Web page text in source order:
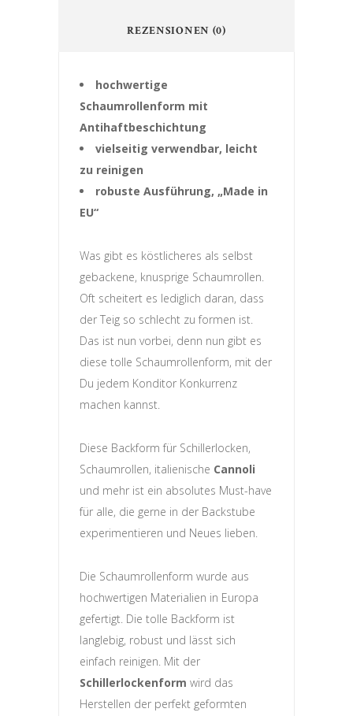
REZENSIONEN (0)
hochwertige
Schaumrollenform mit
Antihaftbeschichtung
vielseitig verwendbar, leicht
zu reinigen
robuste Ausführung, „Made in
EU“
Was gibt es köstlicheres als selbst
gebackene, knusprige Schaumrollen.
Oft scheitert es lediglich daran, dass
der Teig so schlecht zu formen ist.
Das ist nun vorbei, denn nun gibt es
diese tolle Schaumrollenform, mit der
Du jedem Konditor Konkurrenz
machen kannst.
Diese Backform für Schillerlocken,
Schaumrollen, italienische Cannoli
und mehr ist ein absolutes Must-have
für alle, die gerne in der Backstube
experimentieren und Neues lieben.
Die Schaumrollenform wurde aus
hochwertigen Materialien in Europa
gefertigt. Die tolle Backform ist
langlebig, robust und lässt sich
einfach reinigen. Mit der
Schillerlockenform wird das
Herstellen der perfekt geformten